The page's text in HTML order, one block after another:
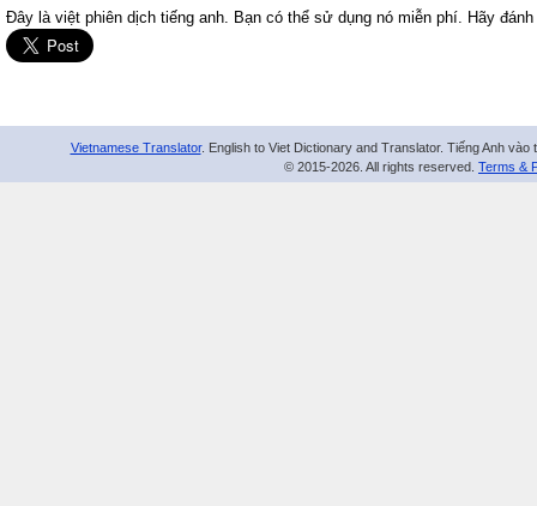
Đây là việt phiên dịch tiếng anh. Bạn có thể sử dụng nó miễn phí. Hãy
Vietnamese Translator. English to Viet Dictionary and Translator. Tiếng Anh
© 2015-2026. All rights reserved. Terms &